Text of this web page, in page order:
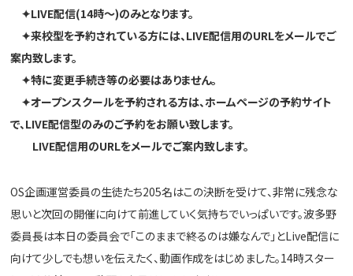
✦LIVE配信(14時～)のみとなります。
✦来校型を予約されている方には、LIVE配信用のURLをメールでご
案内致します。
✦特に変更手続き等の必要はありません。
✦オープンスクールを予約される方は、ホームページの予約サイト
で、LIVE配信型のみのご予約をお願い致します。
LIVE配信用のURLをメールでご案内致します。
OS企画運営委員の生徒たち205名はこの決断を受けて、非常に残念な
思いと次回の開催に向けて前進していく気持ちでいっぱいです。波多野
委員長は本日の委員会で「このままで終るのは嫌なんで｣とLive配信に
向けて少しでも想いを伝えたく、動画作成をはじめました。14時スター